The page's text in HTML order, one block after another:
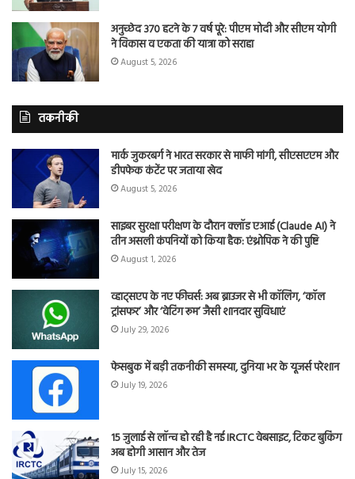
अनुच्छेद 370 हटने के 7 वर्ष पूरे: पीएम मोदी और सीएम योगी
ने विकास व एकता की यात्रा को सराहा
August 5, 2026
तकनीकी
मार्क जुकरबर्ग ने भारत सरकार से माफी मांगी, सीएसएएम और
डीपफेक कंटेंट पर जताया खेद
August 5, 2026
साइबर सुरक्षा परीक्षण के दौरान क्लॉड एआई (Claude AI) ने
तीन असली कंपनियों को किया हैक: एंथ्रोपिक ने की पुष्टि
August 1, 2026
व्हाट्सएप के नए फीचर्स: अब ब्राउजर से भी कॉलिंग, ‘कॉल
ट्रांसफर’ और ‘वेटिंग रूम’ जैसी शानदार सुविधाएं
July 29, 2026
फेसबुक में बड़ी तकनीकी समस्या, दुनिया भर के यूजर्स परेशान
July 19, 2026
15 जुलाई से लॉन्च हो रही है नई IRCTC वेबसाइट, टिकट बुकिंग
अब होगी आसान और तेज
July 15, 2026